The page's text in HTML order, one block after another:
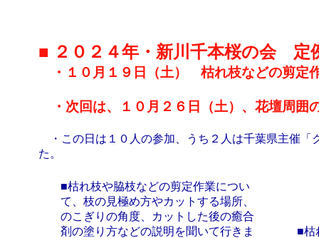
■ ２０２４年・新川千本桜の会 定
・１０月１９日（土） 枯れ枝などの剪定
・次回は、１０月２６日（土）、花壇周囲
・この日は１０人の参加、うち２人は千葉県主催「
た。
■枯れ枝や脇枝などの剪定作業につい
て、枝の見極め方やカットする場所、
のこぎりの角度、カットした後の癒合
剤の塗り方などの説明を聞いて行きま
■枯